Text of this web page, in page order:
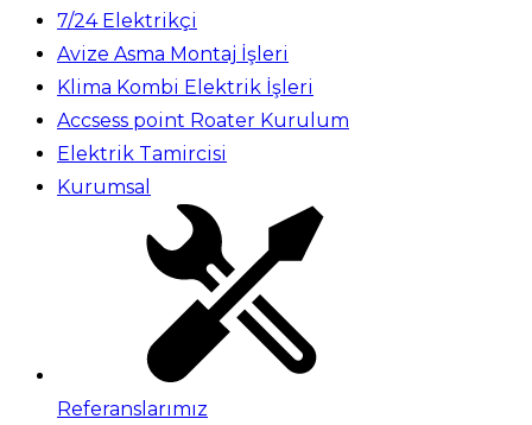
7/24 Elektrikçi
Avize Asma Montaj İşleri
Klima Kombi Elektrik İşleri
Accsess point Roater Kurulum
Elektrik Tamircisi
Kurumsal
Referanslarımız